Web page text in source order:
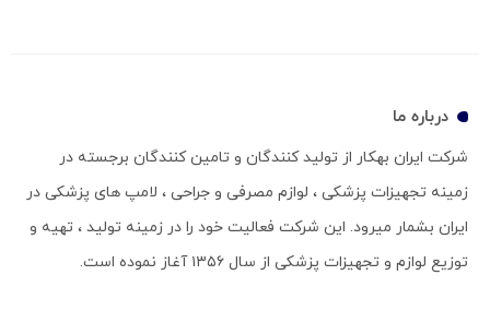
درباره ما
شرکت ایران بهکار از تولید کنندگان و تامین کنندگان برجسته در
زمینه تجهیزات پزشکی ، لوازم مصرفی و جراحی ، لامپ های پزشکی در
ایران بشمار میرود. این شرکت فعالیت خود را در زمینه تولید ، تهیه و
توزیع لوازم و تجهیزات پزشکی از سال ۱۳۵۶ آغاز نموده است.